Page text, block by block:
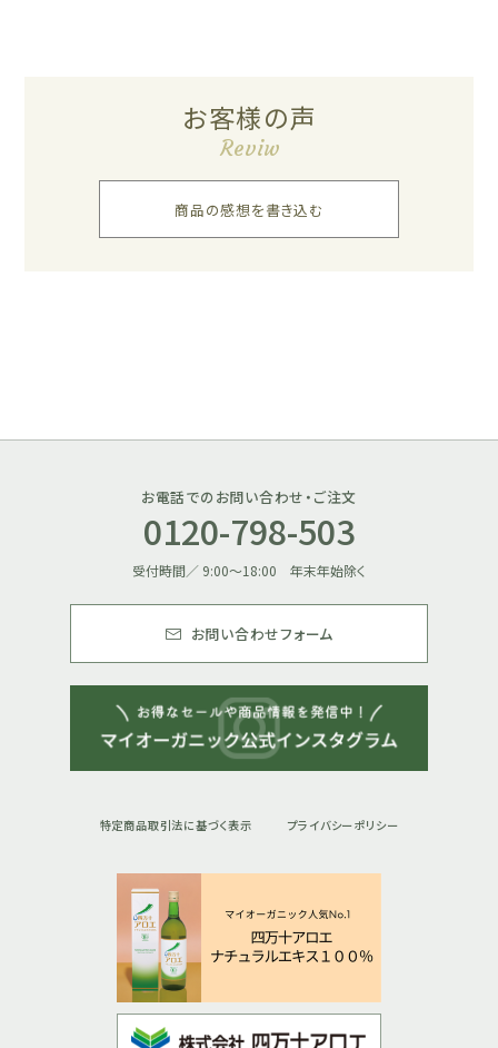
お客様の声
Reviw
商品の感想を書き込む
お電話でのお問い合わせ・ご注文
0120-798-503
受付時間／ 9:00～18:00 年末年始除く
お問い合わせフォーム
特定商品取引法に基づく表示 プライバシーポリシー